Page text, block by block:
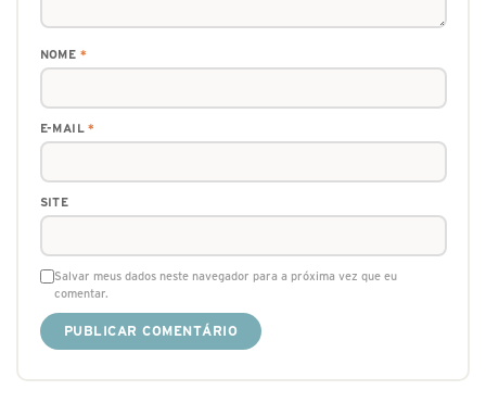
NOME *
E-MAIL*
SITE
Salvar meus dados neste navegador para a próxima vez que eu
comentar.